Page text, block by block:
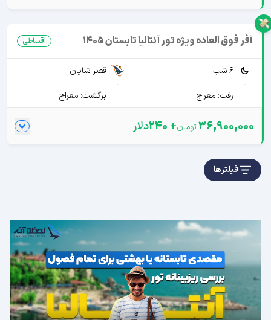
آفر فوق العاده ویژه تور آنتالیا تابستان 1405 اقساطی
6 شب
قصر شایان
رفت: معراج
برگشت: معراج
36,900,000
+
240دلار
فیلترها